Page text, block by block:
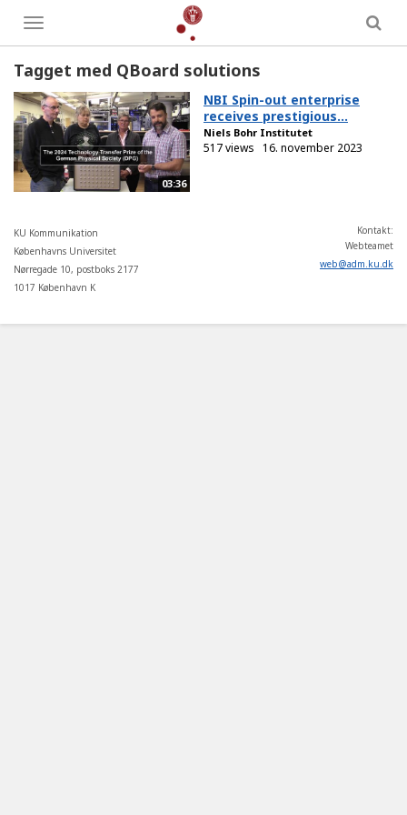
Toggle
menu
Tagget med QBoard solutions
03:36
NBI Spin-out enterprise
receives prestigious...
Niels Bohr Institutet
517 views 16. november 2023
KU Kommunikation
Københavns Universitet
Nørregade 10, postboks 2177
1017 København K
Kontakt:
Webteamet
web@adm.ku.dk